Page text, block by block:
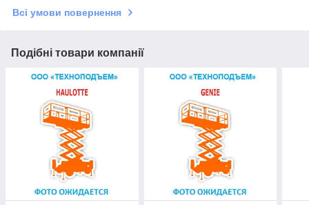
Всі умови повернення
Подібні товари компанії